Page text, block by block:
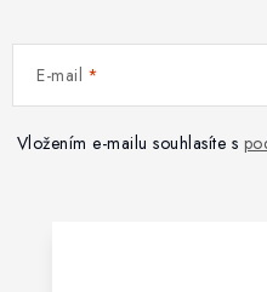
E-mail
Vložením e-mailu souhlasíte s